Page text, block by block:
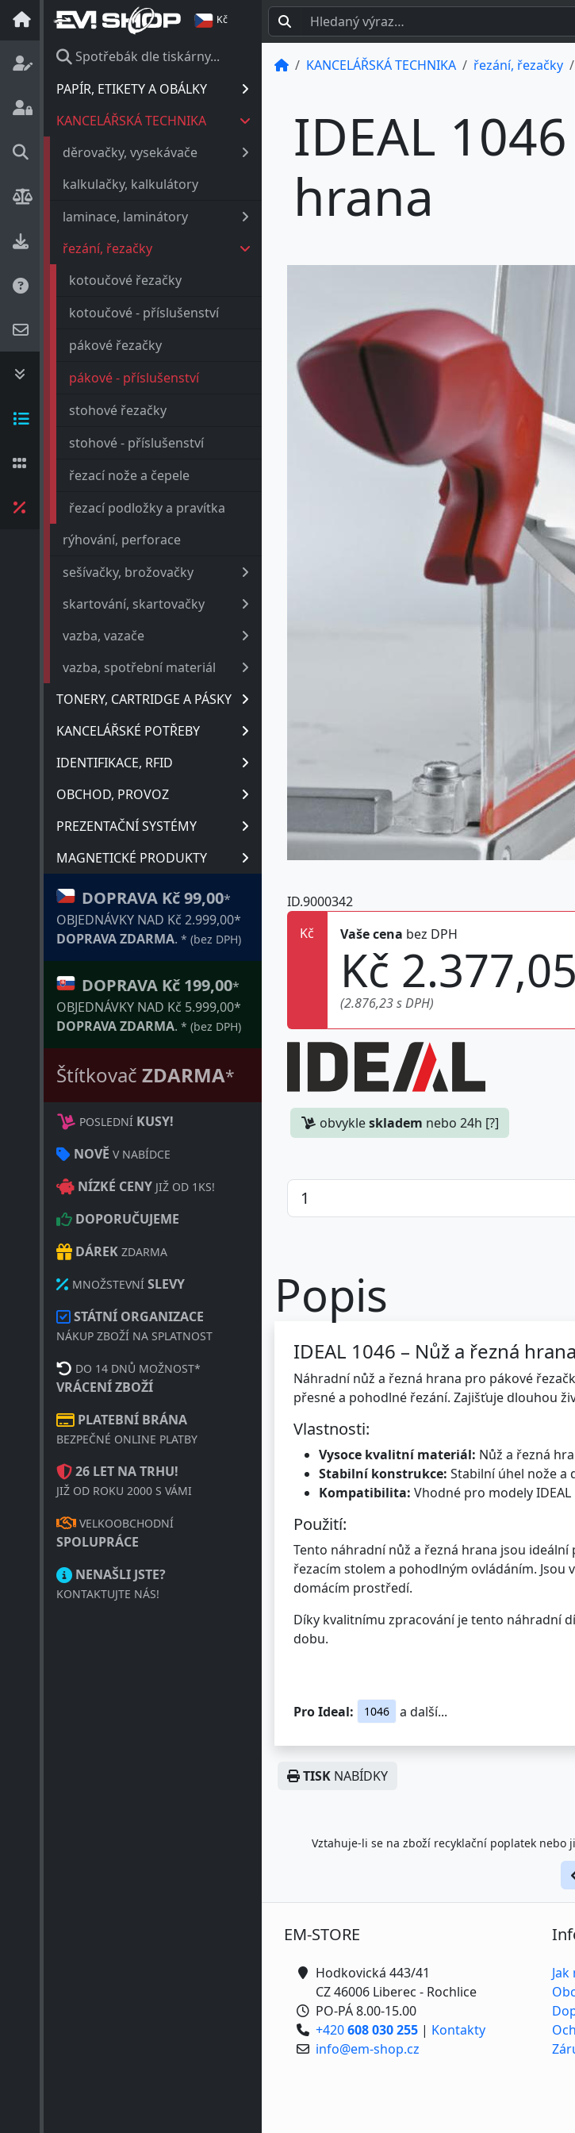
Kč
Spotřebák dle tiskárny...
PAPÍR, ETIKETY A OBÁLKY
KANCELÁŘSKÁ TECHNIKA
děrovačky, vysekávače
kalkulačky, kalkulátory
laminace, laminátory
řezání, řezačky
kotoučové řezačky
kotoučové - příslušenství
pákové řezačky
pákové - příslušenství
stohové řezačky
stohové - příslušenství
řezací nože a čepele
řezací podložky a pravítka
rýhování, perforace
sešívačky, brožovačky
skartování, skartovačky
vazba, vazače
vazba, spotřební materiál
TONERY, CARTRIDGE A PÁSKY
KANCELÁŘSKÉ POTŘEBY
IDENTIFIKACE, RFID
OBCHOD, PROVOZ
PREZENTAČNÍ SYSTÉMY
MAGNETICKÉ PRODUKTY
DOPRAVA Kč 99,00*
OBJEDNÁVKY NAD Kč 2.999,00*
DOPRAVA ZDARMA. * (bez DPH)
DOPRAVA Kč 199,00*
OBJEDNÁVKY NAD Kč 5.999,00*
DOPRAVA ZDARMA. * (bez DPH)
Štítkovač ZDARMA*
POSLEDNÍ KUSY!
NOVĚ V NABÍDCE
NÍZKÉ CENY JIŽ OD 1KS!
DOPORUČUJEME
DÁREK ZDARMA
MNOŽSTEVNÍ SLEVY
STÁTNÍ ORGANIZACE
NÁKUP ZBOŽÍ NA SPLATNOST
DO 14 DNŮ MOŽNOST*
VRÁCENÍ ZBOŽÍ
PLATEBNÍ BRÁNA
BEZPEČNÉ ONLINE PLATBY
26 LET NA TRHU!
JIŽ OD ROKU 2000 S VÁMI
VELKOOBCHODNÍ
SPOLUPRÁCE
NENAŠLI JSTE?
KONTAKTUJTE NÁS!
KANCELÁŘSKÁ TECHNIKA řezání, řezačky
IDEAL
hrana
ID.9000342
Kč
Vaše cena bez DPH
Kč 2.377,05
(2.876,23 s DPH)
obvykleskladem nebo 24h [?]
Popis
IDEAL 1046 – Nůž a řezná hrana
Náhradní nůž a řezná hrana pro pákové
přesné a pohodlné řezání. Zajišťuje dlouhou
Vlastnosti:
Vysoce kvalitní materiál: Nůž a řezná
Stabilní konstrukce: Stabilní úhel nože a
Kompatibilita: Vhodné pro modely IDEAL
Použití:
Tento náhradní nůž a řezná hrana jsou
řezacím stolem a pohodlným ovládáním.
domácím prostředí.
Díky kvalitnímu zpracování je tento náhradní
dobu.
Pro Ideal: 1046 a další...
TISK NABÍDKY
Vztahuje-li se na zboží recyklační poplatek
EM-STORE
Hodkovická 443/41
CZ 46006 Liberec - Rochlice
PO-PÁ 8.00-15.00
+420608 030 255 | Kontakty
info@em-shop.cz